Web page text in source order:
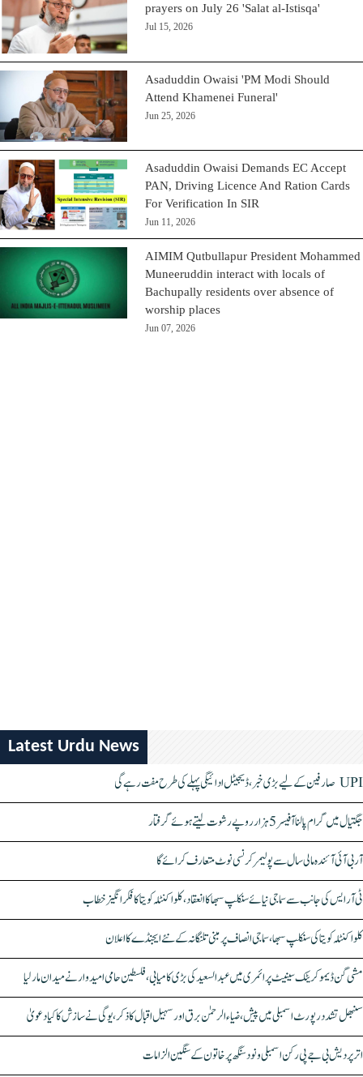
prayers on July 26 'Salat al-Istisqa'
Jul 15, 2026
Asaduddin Owaisi 'PM Modi Should
Attend Khamenei Funeral'
Jun 25, 2026
Asaduddin Owaisi Demands EC Accept
PAN, Driving Licence And Ration Cards
For Verification In SIR
Jun 11, 2026
AIMIM Qutbullapur President Mohammed
Muneeruddin interact with locals of
Bachupally residents over absence of
worship places
Jun 07, 2026
Latest Urdu News
UPI صارفین کے لیے بڑی خبر، ڈیجیٹل ادائیگی پہلے کی طرح مفت رہے گی
جگتیال میں گرام پالنا آفیسر 5 ہزار روپے رشوت لیتے ہوئے گرفتار
آر بی آئی آئندہ مالی سال سے پولیمر کرنسی نوٹ متعارف کرائے گا
ٹی آر ایس کی جانب سے سماجی نیائے سنکلپ سبھا کا انعقاد، کلواکنٹلہ کویتا کا فکر انگیز خطاب
کلواکنٹلہ کویتا کی سنکلپ سبھا، سماجی انصاف پر مبنی تلنگانہ کے نئے ایجنڈے کا اعلان
مشی گن ڈیموکریٹک سینیٹ پرائمری میں عبدالسعید کی بڑی کامیابی، فلسطین حامی امیدوار نے میدان مار لیا
سنبھل تشدد رپورٹ اسمبلی میں پیش، ضیاء الرحمٰن برق اور سہیل اقبال کا ذکر، یوگی نے سازش کا کیا دعویٰ
اتر پردیش بی جے پی رکن اسمبلی ونود سنگھ پر خاتون کے سنگین الزامات